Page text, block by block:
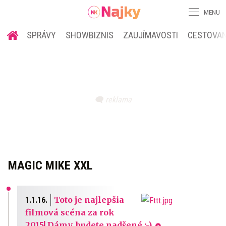
MENU
SPRÁVY SHOWBIZNIS ZAUJÍMAVOSTI
MAGIC MIKE XXL
1.1.16.
Toto je najlepšia
filmová scéna za rok